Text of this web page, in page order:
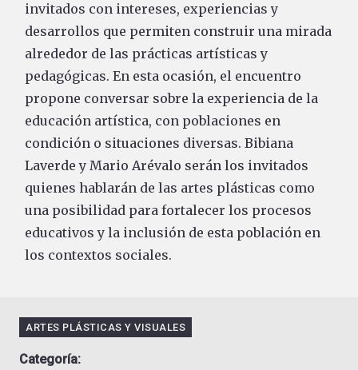
invitados con intereses, experiencias y
desarrollos que permiten construir una mirada
alrededor de las prácticas artísticas y
pedagógicas. En esta ocasión, el encuentro
propone conversar sobre la experiencia de la
educación artística, con poblaciones en
condición o situaciones diversas. Bibiana
Laverde y Mario Arévalo serán los invitados
quienes hablarán de las artes plásticas como
una posibilidad para fortalecer los procesos
educativos y la inclusión de esta población en
los contextos sociales.
ARTES PLÁSTICAS Y VISUALES
Categoría